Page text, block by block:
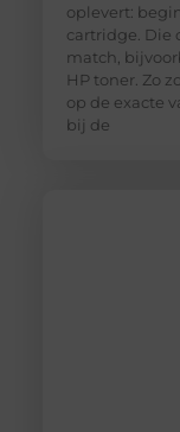
oplevert:
cartridge. Die
match,
HP toner. Zo
op de exacte
bij de